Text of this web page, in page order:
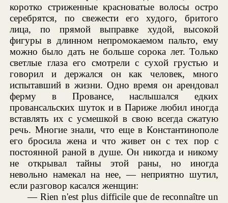
коротко стриженные красноватые волосы остро
серебрятся, по свежести его худого, бритого
лица, по прямой выправке худой, высокой
фигуры в длинном непромокаемом пальто, ему
можно было дать не больше сорока лет. Только
светлые глаза его смотрели с сухой грустью и
говорил и держался он как человек, много
испытавший в жизни. Одно время он арендовал
ферму в Провансе, наслышался едких
провансальских шуток и в Париже любил иногда
вставлять их с усмешкой в свою всегда сжатую
речь. Многие знали, что еще в Константинополе
его бросила жена и что живет он с тех пор с
постоянной раной в душе. Он никогда и никому
не открывал тайны этой раны, но иногда
невольно намекал на нее, — неприятно шутил,
если разговор касался женщин:
— Rien n'est plus difficile que de reconnaître un